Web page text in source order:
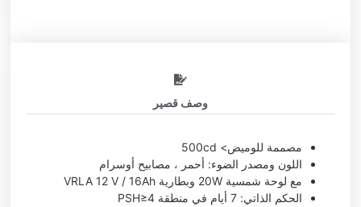
وصف قصير
مصممة للوميض> 500cd
اللون ومصدر الضوء: أحمر ، مصابيح أوسرام
مع لوحة شمسية 20W وبطارية VRLA 12 V / 16Ah
الحكم الذاتي: 7 أيام في منطقة PSH≥4